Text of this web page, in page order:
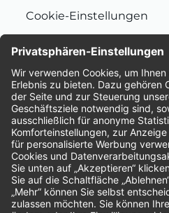
Cookie-Einstellungen
Bewertungen